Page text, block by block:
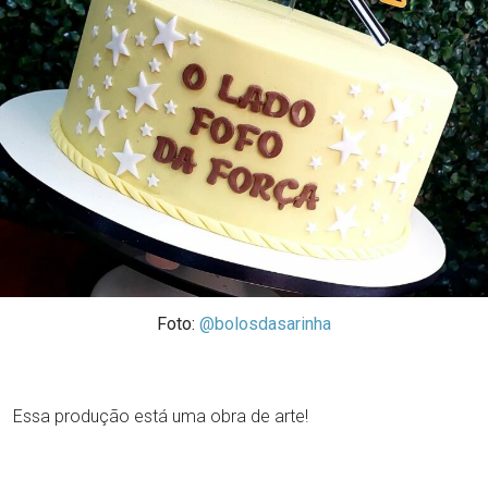
Foto: @bolosdasarinha
Essa produção está uma obra de arte!